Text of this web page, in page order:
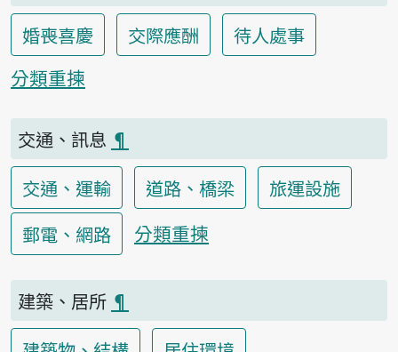
婚喪喜慶
交際應酬
待人處事
分類重揀
交通、訊息 ¶
交通、運輸
道路、橋梁
旅運設施
郵電、網路
分類重揀
建築、居所 ¶